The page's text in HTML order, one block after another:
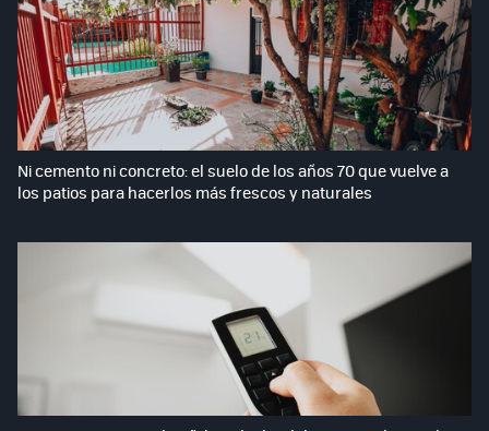
Ni cemento ni concreto: el suelo de los años 70 que vuelve a
los patios para hacerlos más frescos y naturales